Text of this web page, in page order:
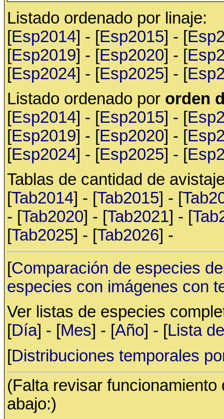
Listado ordenado por linaje:
[Esp2014] - [Esp2015] - [
[Esp2019] - [Esp2020] - [
[Esp2024] - [Esp2025] - [
Listado ordenado por orden
[Esp2014] - [Esp2015] - [
[Esp2019] - [Esp2020] - [
[Esp2024] - [Esp2025] - [
Tablas de cantidad de
[Tab2014] - [Tab2015] - [
- [Tab2020] - [Tab2021] - [
[Tab2025] - [Tab2026] -
[Comparación de especies
especies con imágenes con
Ver listas de especies
[Día] - [Mes] - [Año] - [Lista
[Distribuciones temporales
(Falta revisar
abajo:)